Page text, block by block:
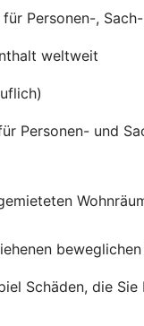
Personen-,
weltweit
Personen- und
beweglichen
Schäden, die